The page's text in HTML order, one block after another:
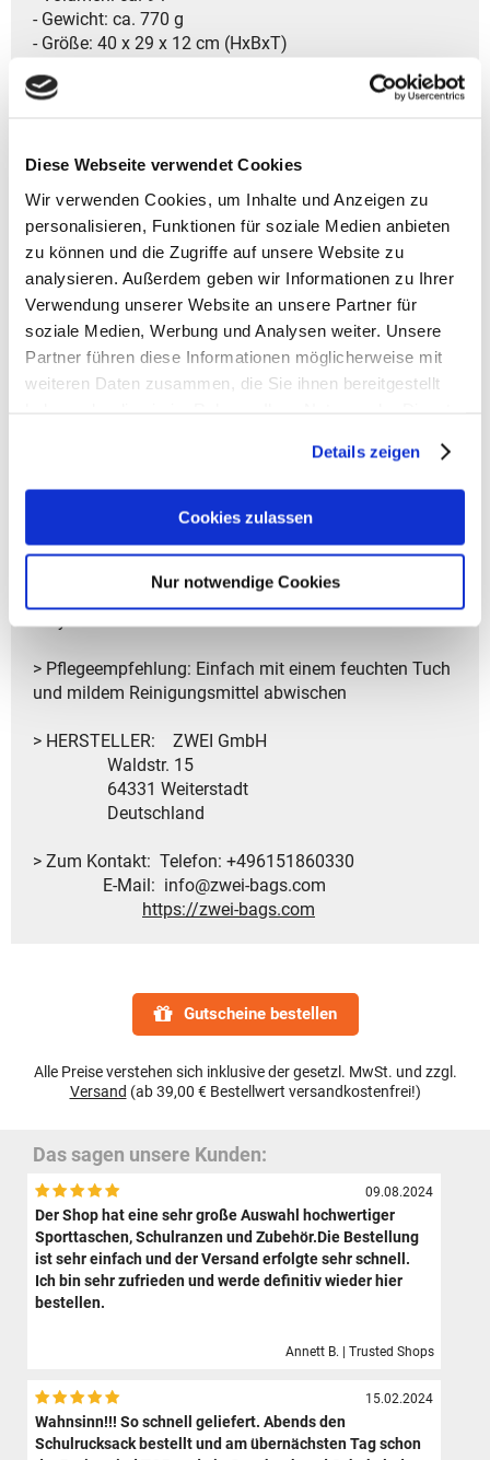
Diese Webseite verwendet Cookies
Wir verwenden Cookies, um Inhalte und Anzeigen zu
personalisieren, Funktionen für soziale Medien anbieten
zu können und die Zugriffe auf unsere Website zu
analysieren. Außerdem geben wir Informationen zu Ihrer
Verwendung unserer Website an unsere Partner für
soziale Medien, Werbung und Analysen weiter. Unsere
Partner führen diese Informationen möglicherweise mit
weiteren Daten zusammen, die Sie ihnen bereitgestellt
Details zeigen
Cookies zulassen
Nur notwendige Cookies
- Gewicht: ca. 770 g
- Größe: 40 x 29 x 12 cm (HxBxT)
und mehreren Schlaufen
- Zwei äußere Steckbereiche an den Seiten
- Fronttasche mit Magnetklappe
- Integrierte Schlüsselbefestigung im Vorderfach
- Netzfach mit Zip im Inneren der Fronttasche
- Verstecktes Fach rückseitig
- Großes Innenfach mit beidseitigem Zipper
- Helles Innenmaterial für bessere Übersicht
- Gepolsterter Innenbereich mit Sicherungslasche
> Garantiedauer: 2 Jahre Gesetzliche Gewährleistung
> Material: aus 100% Polyester, Applikationen: 100%
> Pflegeempfehlung: Einfach mit einem feuchten Tuch
und mildem Reinigungsmittel abwischen
> HERSTELLER: ZWEI GmbH
Waldstr. 15
64331 Weiterstadt
Deutschland
> Zum Kontakt: Telefon: +496151860330
E-Mail: info@zwei-bags.com
https://zwei-bags.com
Gutscheine bestellen
Alle Preise verstehen sich inklusive der gesetzl. MwSt. und zzgl.
Versand (ab 39,00 € Bestellwert versandkostenfrei!)
Das sagen unsere Kunden:
09.08.2024
Der Shop hat eine sehr große Auswahl hochwertiger
Sporttaschen, Schulranzen und Zubehör.Die Bestellung
ist sehr einfach und der Versand erfolgte sehr schnell.
Ich bin sehr zufrieden und werde definitiv wieder hier
bestellen.
Annett B. | Trusted Shops
15.02.2024
Wahnsinn!!! So schnell geliefert. Abends den
Schulrucksack bestellt und am übernächsten Tag schon